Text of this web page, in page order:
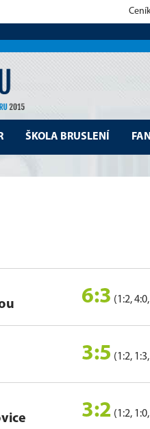
ŠKOLA BRUSLENÍ
6:3 (1:2,
3:5 (1:2,
3:2 (1:2,